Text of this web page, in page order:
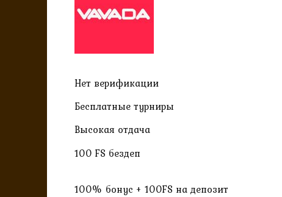
Нет верификации
Бесплатные турниры
Высокая отдача
100 FS бездеп
100% бонус + 100FS на депозит